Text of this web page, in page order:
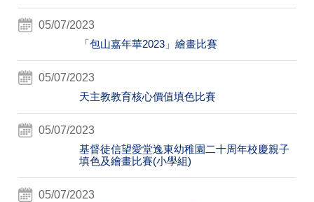
05/07/2023
「包山嘉年華2023」繪畫比賽
05/07/2023
天主教教育核心價值填色比賽
05/07/2023
基督徒信望愛堂逸東幼稚園二十周年校慶親子
填色及繪畫比賽(小學組)
05/07/2023